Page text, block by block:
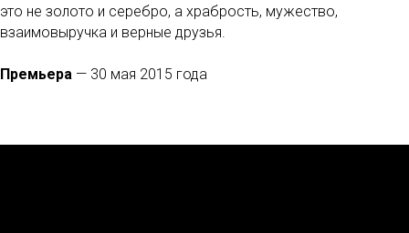
это не золото и серебро, а храбрость, мужество,
взаимовыручка и верные друзья.
Премьера — 30 мая 2015 года